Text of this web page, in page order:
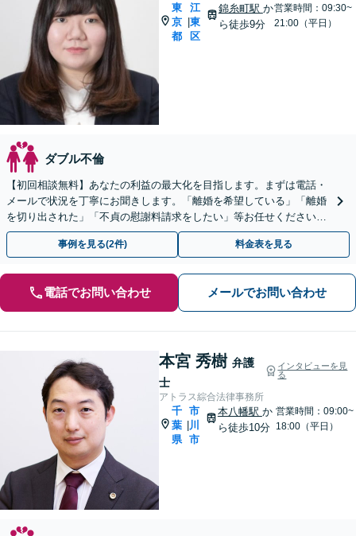
東
京
都
江
東
区
錦糸町駅 か
ら徒歩9分
営業時間：09:30~
21:00（平日）
ダブル不倫
【初回相談無料】あなたの利益の最大化を目指します。まずは電話・
メールで状況を丁寧にお聞きします。「離婚を希望している」「離婚
を切り出された」「不貞の慰謝料請求をしたい」等お任せください。
【リーズナブルな料金設定】
事例を見る(2件) 料金表を見る
電話でお問い合わせ メールでお問い合わせ
本宮 秀樹 弁護
士
インタビューを見
る
アトラス綜合法律事務所
千
葉
県
市
川
市
本八幡駅 か
ら徒歩10分
営業時間：09:00~
18:00（平日）